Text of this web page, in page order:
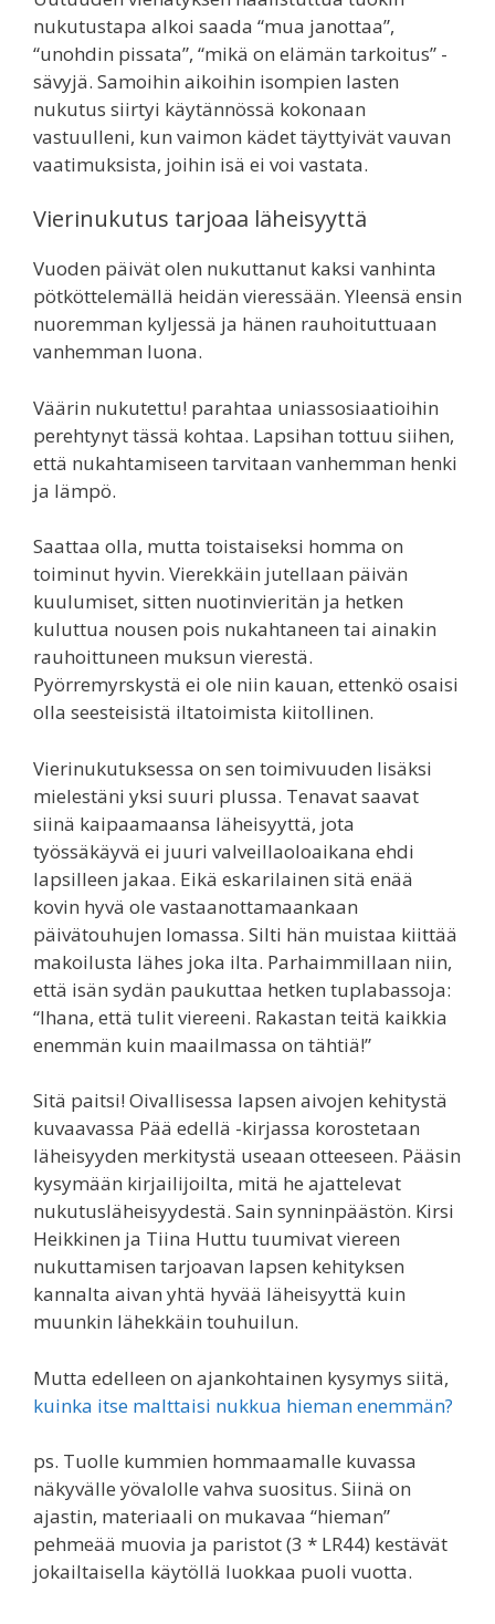
nukutustapa alkoi saada “mua janottaa”,
“unohdin pissata”, “mikä on elämän tarkoitus” -
sävyjä. Samoihin aikoihin isompien lasten
nukutus siirtyi käytännössä kokonaan
vastuulleni, kun vaimon kädet täyttyivät vauvan
vaatimuksista, joihin isä ei voi vastata.
Vierinukutus tarjoaa läheisyyttä
Vuoden päivät olen nukuttanut kaksi vanhinta
pötköttelemällä heidän vieressään. Yleensä ensin
nuoremman kyljessä ja hänen rauhoituttuaan
vanhemman luona.
Väärin nukutettu! parahtaa uniassosiaatioihin
perehtynyt tässä kohtaa. Lapsihan tottuu siihen,
että nukahtamiseen tarvitaan vanhemman henki
ja lämpö.
Saattaa olla, mutta toistaiseksi homma on
toiminut hyvin. Vierekkäin jutellaan päivän
kuulumiset, sitten nuotinvieritän ja hetken
kuluttua nousen pois nukahtaneen tai ainakin
rauhoittuneen muksun vierestä.
Pyörremyrskystä ei ole niin kauan, ettenkö osaisi
olla seesteisistä iltatoimista kiitollinen.
Vierinukutuksessa on sen toimivuuden lisäksi
mielestäni yksi suuri plussa. Tenavat saavat
siinä kaipaamaansa läheisyyttä, jota
työssäkäyvä ei juuri valveillaoloaikana ehdi
lapsilleen jakaa. Eikä eskarilainen sitä enää
kovin hyvä ole vastaanottamaankaan
päivätouhujen lomassa. Silti hän muistaa kiittää
makoilusta lähes joka ilta. Parhaimmillaan niin,
että isän sydän paukuttaa hetken tuplabassoja:
“Ihana, että tulit viereeni. Rakastan teitä kaikkia
enemmän kuin maailmassa on tähtiä!”
Sitä paitsi! Oivallisessa lapsen aivojen kehitystä
kuvaavassa Pää edellä -kirjassa korostetaan
läheisyyden merkitystä useaan otteeseen. Pääsin
kysymään kirjailijoilta, mitä he ajattelevat
nukutusläheisyydestä. Sain synninpäästön. Kirsi
Heikkinen ja Tiina Huttu tuumivat viereen
nukuttamisen tarjoavan lapsen kehityksen
kannalta aivan yhtä hyvää läheisyyttä kuin
muunkin lähekkäin touhuilun.
Mutta edelleen on ajankohtainen kysymys siitä,
kuinka itse malttaisi nukkua hieman enemmän?
ps. Tuolle kummien hommaamalle kuvassa
näkyvälle yövalolle vahva suositus. Siinä on
ajastin, materiaali on mukavaa “hieman”
pehmeää muovia ja paristot (3 * LR44) kestävät
jokailtaisella käytöllä luokkaa puoli vuotta.